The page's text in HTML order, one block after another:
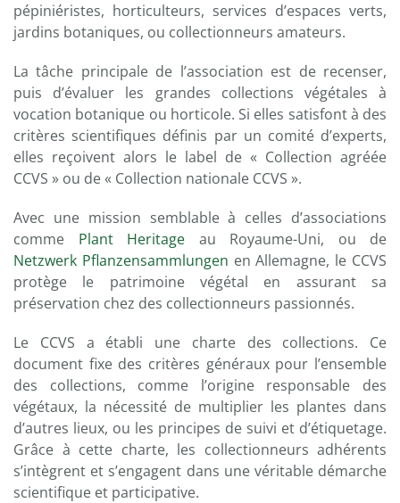
pépiniéristes, horticulteurs, services d’espaces verts,
jardins botaniques, ou collectionneurs amateurs.
La tâche principale de l’association est de recenser,
puis d’évaluer les grandes collections végétales à
vocation botanique ou horticole. Si elles satisfont à des
critères scientifiques définis par un comité d’experts,
elles reçoivent alors le label de « Collection agréée
CCVS » ou de « Collection nationale CCVS ».
Avec une mission semblable à celles d’associations
comme Plant Heritage au Royaume-Uni, ou de
Netzwerk Pflanzensammlungen en Allemagne, le CCVS
protège le patrimoine végétal en assurant sa
préservation chez des collectionneurs passionnés.
Le CCVS a établi une charte des collections. Ce
document fixe des critères généraux pour l’ensemble
des collections, comme l’origine responsable des
végétaux, la nécessité de multiplier les plantes dans
d’autres lieux, ou les principes de suivi et d’étiquetage.
Grâce à cette charte, les collectionneurs adhérents
s’intègrent et s’engagent dans une véritable démarche
scientifique et participative.